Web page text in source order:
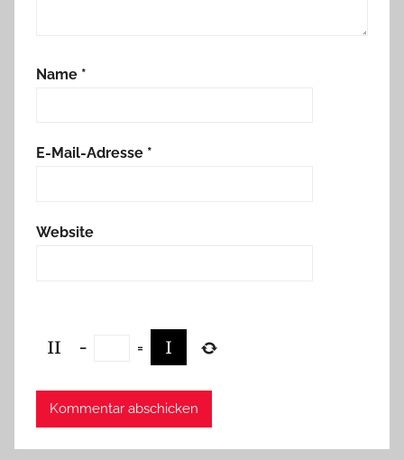
Name *
E-Mail-Adresse *
Website
− =